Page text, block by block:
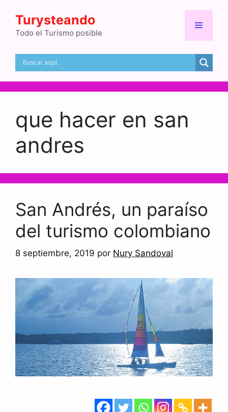
contenido
Turysteando
Todo el Turismo posible
Menú
que hacer en san
andres
San Andrés, un paraíso
del turismo colombiano
8 septiembre, 2019 por Nury Sandoval